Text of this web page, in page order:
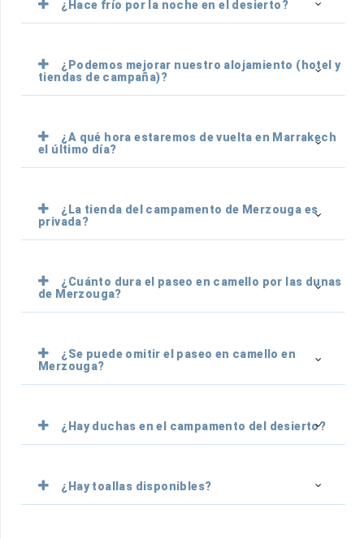
¿Hace frío por la noche en el desierto?
¿Podemos mejorar nuestro alojamiento (hotel y
tiendas de campaña)?
¿A qué hora estaremos de vuelta en Marrakech
el último día?
¿La tienda del campamento de Merzouga es
privada?
¿Cuánto dura el paseo en camello por las dunas
de Merzouga?
¿Se puede omitir el paseo en camello en
Merzouga?
¿Hay duchas en el campamento del desierto?
¿Hay toallas disponibles?